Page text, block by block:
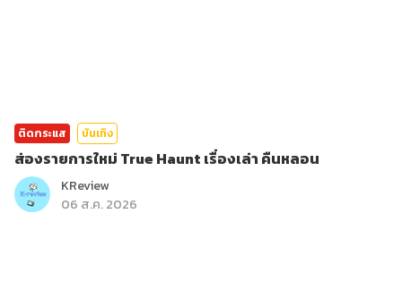
ติดกระแส บันเทิง
ส่องรายการใหม่ True Haunt เรื่องเล่า คืนหลอน
KReview
06 ส.ค. 2026